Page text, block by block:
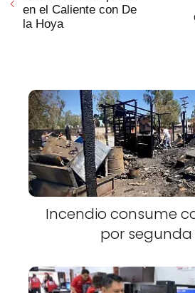
en el Caliente con De
la Hoya
Incendio consume
por segunda